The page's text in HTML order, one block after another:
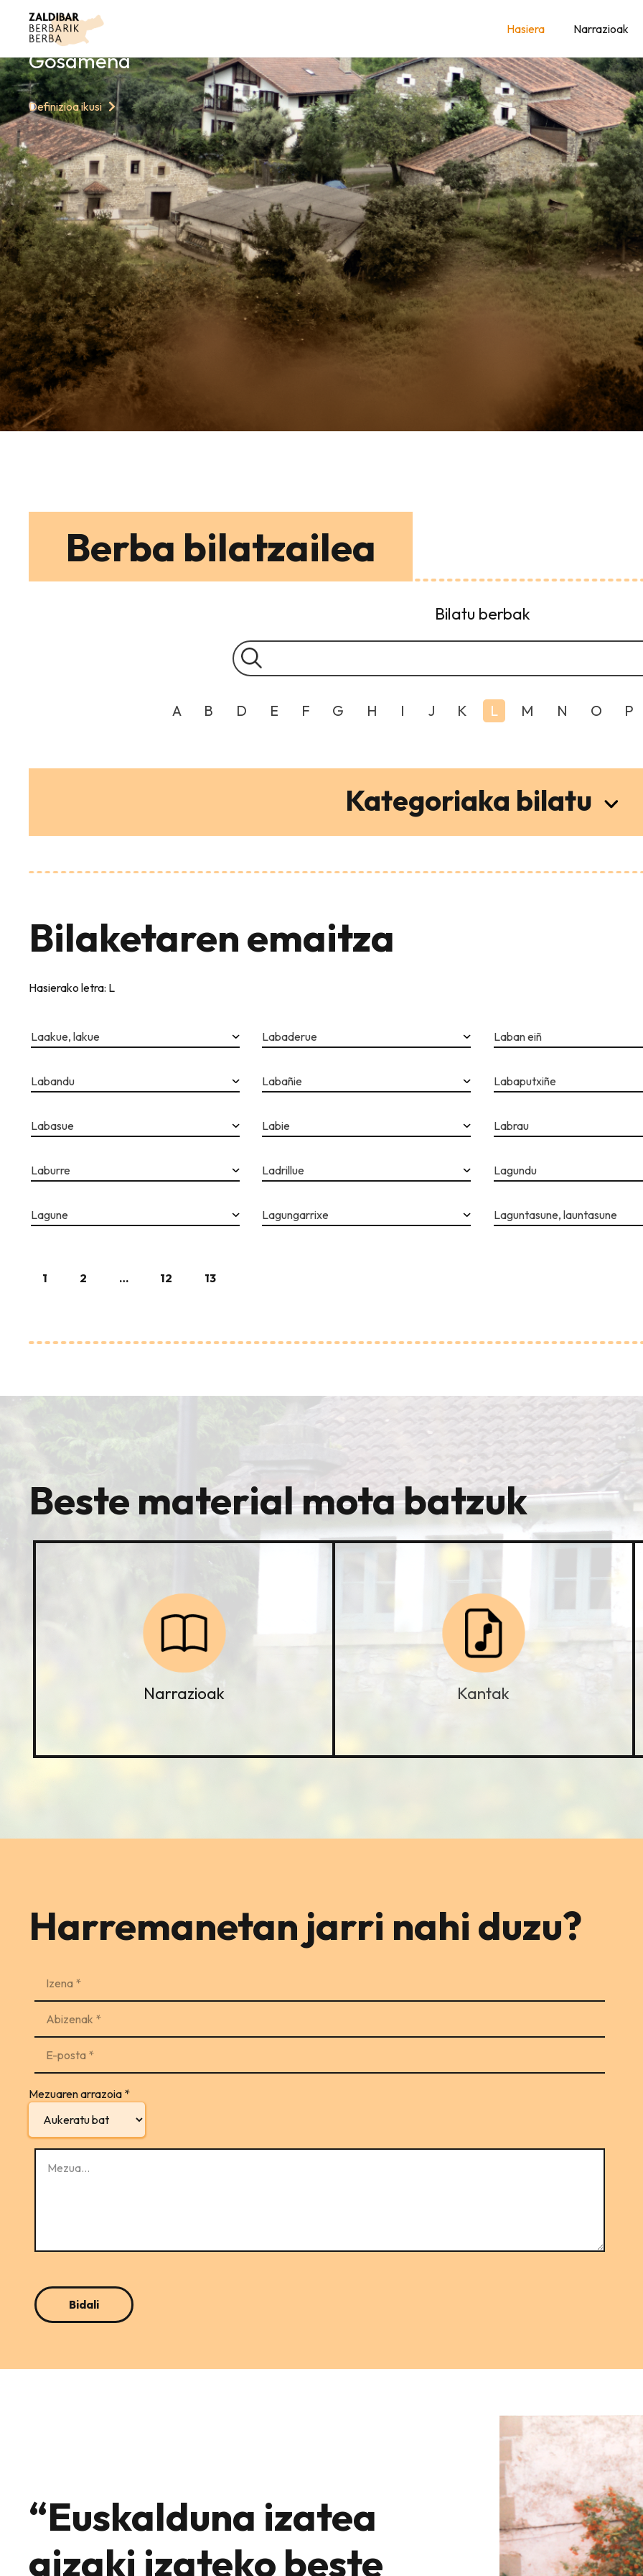
Hasiera Narrazioak
GAURKO HITZAK
Gosamena
Definizioa ikusi
Berba bilatzailea
Bilatu berbak
A B D E F G H I J K L M N O P
Kategoriaka bilatu
Bilaketaren emaitza
Hasierako letra: L
Laakue, lakue Labaderue Laban eiñ
Labandu Labañie Labaputxiñe
Labasue Labie Labrau
Laburre Ladrillue Lagundu
Lagune Lagungarrixe Laguntasune, launtasune
1 2 … 12 13
Beste material mota batzuk
Narrazioak Kantak
Harremanetan jarri nahi duzu?
Mezuaren arrazoia *
“Euskalduna izatea
gizaki izateko beste